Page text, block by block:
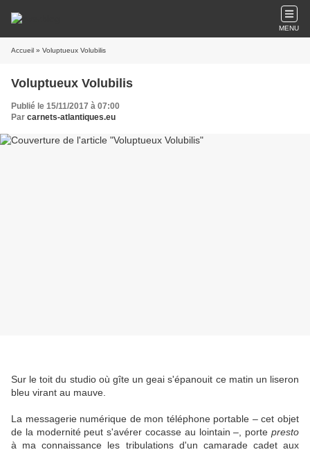
MENU
Accueil » Voluptueux Volubilis
Voluptueux Volubilis
Publié le 15/11/2017 à 07:00
Par carnets-atlantiques.eu
Sur le toit du studio où gîte un geai s'épanouit ce matin un liseron
bleu virant au mauve.
La messagerie numérique de mon téléphone portable – cet objet
de la modernité peut s'avérer cocasse au lointain –, porte presto
à ma connaissance les tribulations d'un camarade cadet aux